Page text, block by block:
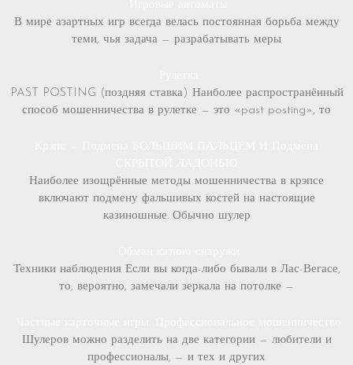
В мире азартных игр всегда велась постоянная борьба между
теми, чья задача — разрабатывать меры
PAST POSTING (поздняя ставка) Наиболее распространённый
способ мошенничества в рулетке — это «past posting», то
Наиболее изощрённые методы мошенничества в крэпсе
включают подмену фальшивых костей на настоящие
казиношные. Обычно шулер
Техники наблюдения Если вы когда-либо бывали в Лас-Вегасе,
то, вероятно, замечали зеркала на потолке —
Шулеров можно разделить на две категории — любители и
профессионалы, — и тех и других